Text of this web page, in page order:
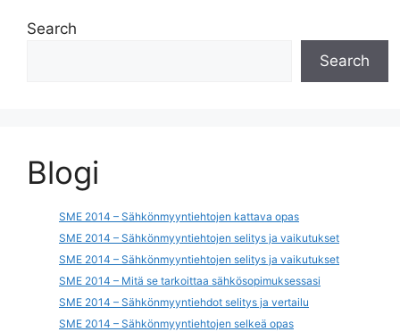
Search
Search
Blogi
SME 2014 – Sähkönmyyntiehtojen kattava opas
SME 2014 – Sähkönmyyntiehtojen selitys ja vaikutukset
SME 2014 – Sähkönmyyntiehtojen selitys ja vaikutukset
SME 2014 – Mitä se tarkoittaa sähkösopimuksessasi
SME 2014 – Sähkönmyyntiehdot selitys ja vertailu
SME 2014 – Sähkönmyyntiehtojen selkeä opas